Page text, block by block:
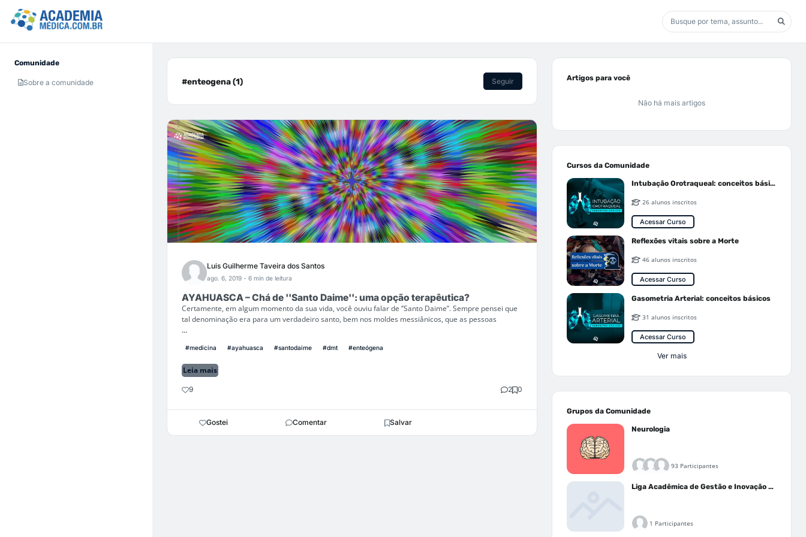
Comunidade
Sobre a comunidade #enteogena (1) Seguir
Luis Guilherme Taveira dos Santos
ago. 6, 2019 - 6 min de leitura
AYAHUASCA – Chá de ''Santo Daime'': uma opção terapêutica?
Certamente, em algum momento da sua vida, você ouviu falar de ‘’Santo Daime’’. Sempre pensei que
tal denominação era para um verdadeiro santo, bem nos moldes messiânicos, que as pessoas
...
#medicina #ayahuasca #santodaime #dmt #enteógena
Leia mais
9 2 0
Gostei Comentar Salvar
Artigos para você
Não há mais artigos
Cursos da Comunidade
Intubação Orotraqueal: conceitos básicos
26 alunos inscritos
Acessar Curso
Reflexões vitais sobre a Morte
46 alunos inscritos
Acessar Curso
Gasometria Arterial: conceitos básicos
31 alunos inscritos
Acessar Curso
Ver mais
Grupos da Comunidade
Neurologia
93 Participantes
Liga Acadêmica de Gestão e Inovação Médica - LAGIM
1 Participantes